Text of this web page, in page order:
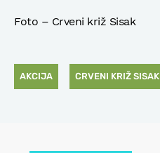
Foto – Crveni križ Sisak
AKCIJA CRVENI KRIŽ SISAK